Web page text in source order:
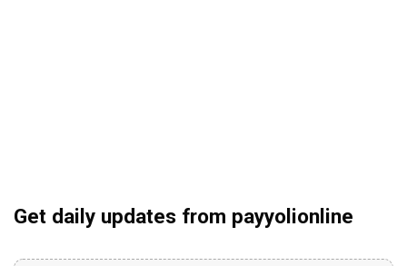
Get daily updates from payyolionline